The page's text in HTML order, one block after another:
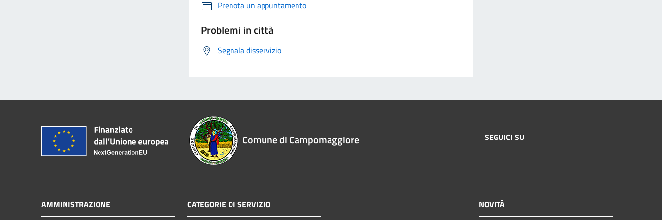
Prenota un appuntamento
Problemi in città
Segnala disservizio
Comune di Campomaggiore SEGUICI SU
AMMINISTRAZIONE CATEGORIE DI SERVIZIO NOVITÀ